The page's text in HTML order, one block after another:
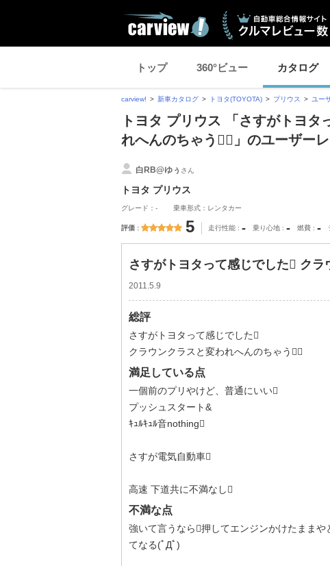
トップ 360°ビュー カタログ
carview! 新車カタログ トヨタ(TOYOTA) プリウス ユー
トヨタ プリウス 「さすがトヨ
れへんのちゃう」のユーザー
白RB@ゆぅ さん
トヨタ プリウス
グレード：- 乗車形式：レンタカー
評価 5 走行性能 - 乗り心地 - 燃費 -
さすがトヨタって感じでした ク
2011.5.9
総評
さすがトヨタって感じでした
クラウンクラスと変われへんのちゃう
満足している点
一個前のプリやけど、普通にいい
プッシュスタート&
ｷｭﾙｷｭﾙ音nothing
さすが電気自動車
高速 下道共に不満なし
不満な点
強いて言うなら押してエンジンかけたままや
てなる(ﾟДﾟ)